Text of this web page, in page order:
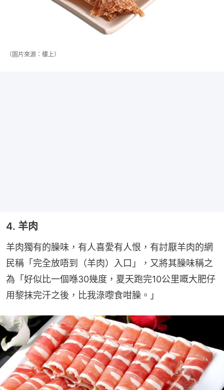
（圖片來源：樓上）
4. 羊肉
羊肉獨有的臊味，有人喜愛有人恨，有討厭羊肉的網
民稱「完全放唔到（羊肉）入口」，又將其臊味稱之
為「好似比一個喺30幾度，夏天跑完10公里嘅大肥仔
用黎抹完汗之後，比我淥嚟食咁臊。」